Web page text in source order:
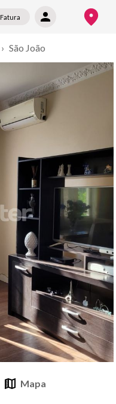
Fatura
› São João
Mapa